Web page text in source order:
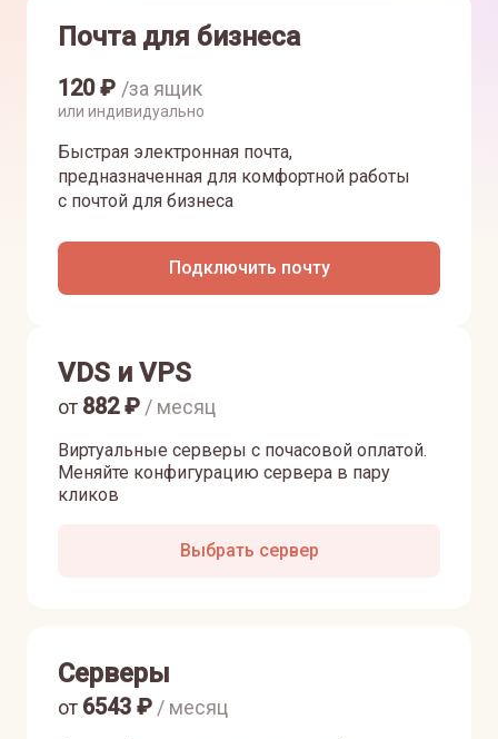
Почта для бизнеса
120₽ /за ящик
или индивидуально
Быстрая электронная почта,
предназначенная для комфортной работы
с почтой для бизнеса
Подключить почту
VDS и VPS
Виртуальные серверы с почасовой оплатой.
Меняйте конфигурацию сервера в пару
кликов
от 882₽ / месяц
Выбрать сервер
Серверы
от 6543 ₽ / месяц